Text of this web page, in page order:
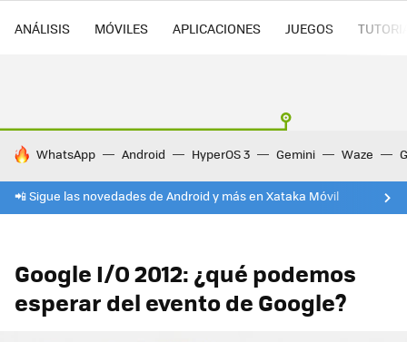
ANÁLISIS MÓVILES APLICACIONES JUEGOS
HOY SE HABLA DE
WhatsApp Android HyperOS 3 Gemini Waze
📲 Sigue las novedades de Android y más en Xataka Móvil
Google I/O 2012: ¿qué podemos
esperar del evento de Google?